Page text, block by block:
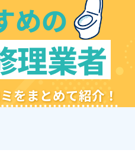
めの
理業者
をまとめて紹介！